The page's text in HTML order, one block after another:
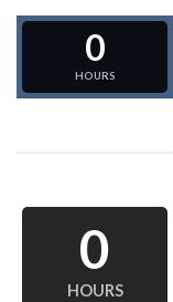
0
HOURS
0
HOURS